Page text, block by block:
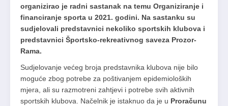
organizirao je radni sastanak na temu Organiziranje i
financiranje sporta u 2021. godini. Na sastanku su
sudjelovali predstavnici nekoliko sportskih klubova i
predstavnici Športsko-rekreativnog saveza Prozor-
Rama.
Sudjelovanje većeg broja predstavnika klubova nije bilo
moguće zbog potrebe za poštivanjem epidemioloških
mjera, ali su razmotreni zahtjevi i potrebe svih aktivnih
sportskih klubova. Načelnik je istaknuo da je u Proračunu